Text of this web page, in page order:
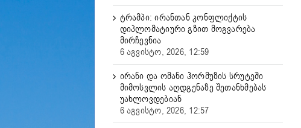
ტრამპი: ირანთან კონფლიქტის
დიპლომატიური გზით მოგვარება
მირჩევნია
6 აგვისტო, 2026, 12:59
ირანი და ომანი ჰორმუზის სრუტეში
მიმოსვლის აღდგენაზე შეთანხმებას
უახლოვდებიან
6 აგვისტო, 2026, 12:57